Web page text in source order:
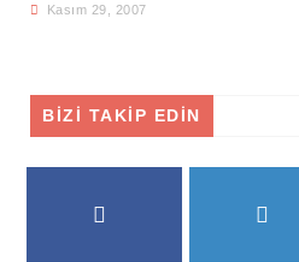
Kasım 29, 2007
BİZİ TAKİP EDİN